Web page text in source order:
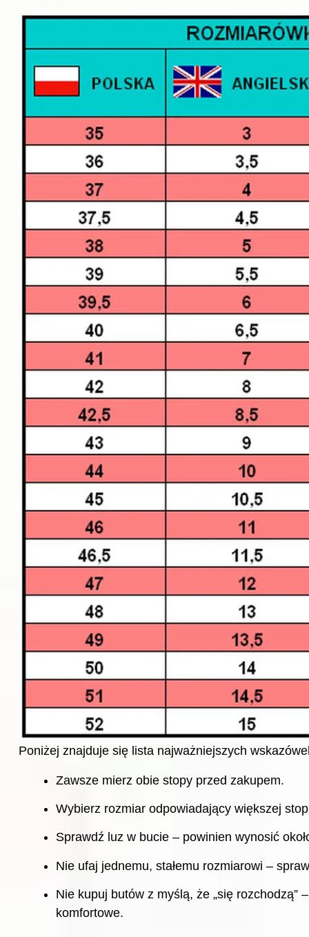
Poniżej znajduje się lista najważniejszych
Zawsze mierz obie stopy przed zakupem.
Wybierz rozmiar odpowiadający większej
Sprawdź luz w bucie – powinien wynosić
Nie ufaj jednemu, stałemu rozmiarowi –
Nie kupuj butów z myślą, że „się rozchodzą”
komfortowe.